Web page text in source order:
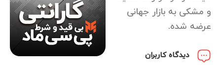
و مشکی به بازار جهانی
عرضه شده.
دیدگاه کاربران